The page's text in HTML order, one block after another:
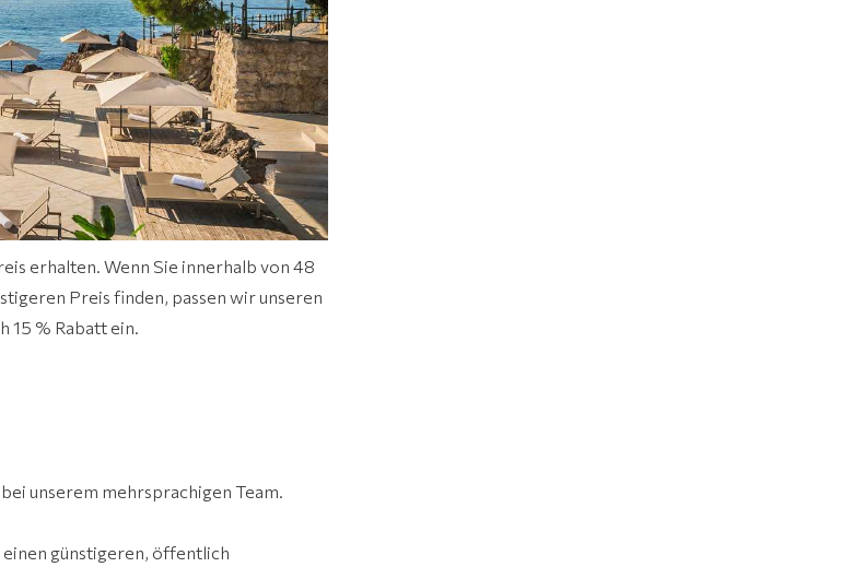
erhalten. Wenn Sie innerhalb von 48
Preis finden, passen wir unseren
15 % Rabatt ein.
unserem mehrsprachigen Team.
einen günstigeren, öffentlich